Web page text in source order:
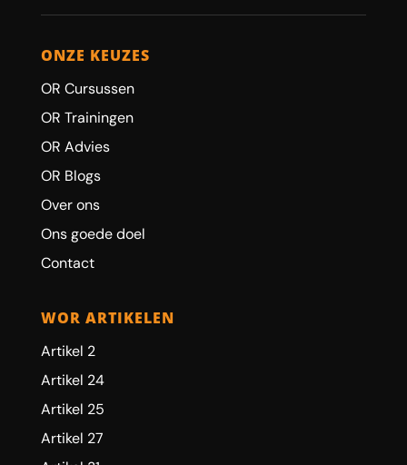
ONZE KEUZES
OR Cursussen
OR Trainingen
OR Advies
OR Blogs
Over ons
Ons goede doel
Contact
WOR ARTIKELEN
Artikel 2
Artikel 24
Artikel 25
Artikel 27